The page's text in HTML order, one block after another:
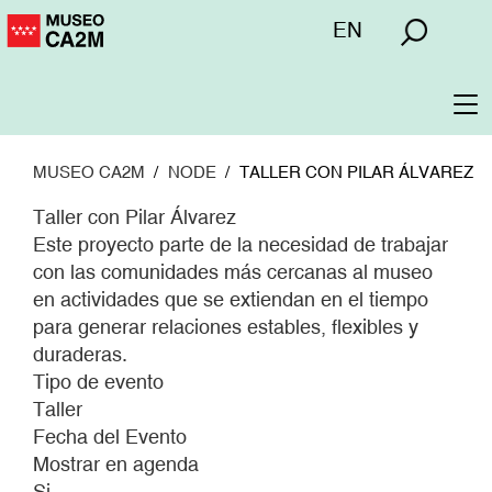
Pasar
Menú
EN
MUSEO CA2M NODE TALLER CON PILAR ÁLVAREZ
Taller con Pilar Álvarez
Este proyecto parte de la necesidad de trabajar
con las comunidades más cercanas al museo
en actividades que se extiendan en el tiempo
para generar relaciones estables, flexibles y
duraderas.
Tipo de evento
Taller
Fecha del Evento
Mostrar en agenda